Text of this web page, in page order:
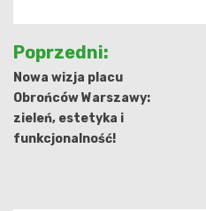
Nawigacja
wpisu
Poprzedni:
Nowa wizja placu
Obrońców Warszawy:
zieleń, estetyka i
funkcjonalność!